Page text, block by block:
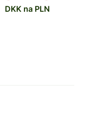
DKK na PLN